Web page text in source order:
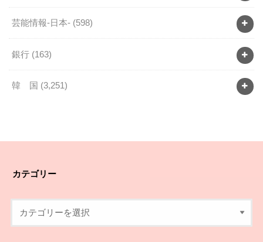
芸能情報-日本- (598)
銀行 (163)
韓 国 (3,251)
カテゴリー